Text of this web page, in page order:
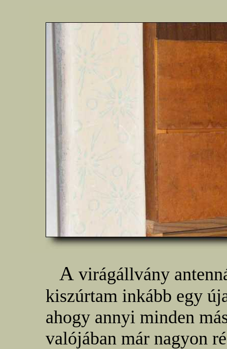
A virágállvány
kiszúrtam inkább egy
ahogy annyi minden
valójában már nagyon